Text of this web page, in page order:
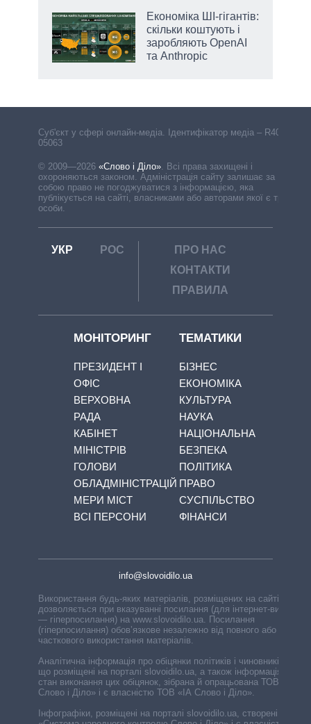
Економіка ШІ-гігантів:
скільки коштують і
заробляють OpenAI
та Anthropic
Cуб'єкт у сфері онлайн-медіа. Ідентифікатор медіа – R40-
05063
© 2009—2026 «Слово і Діло». Всі права захищені і
охороняються законом. Адміністрація сайту залишає за
собою право не погоджуватися з інформацією, яка
публікується на сайті, власниками або авторами якої є треті
особи.
УКР РОС
ПРО НАС
КОНТАКТИ
ПРАВИЛА
МОНІТОРИНГ
ПРЕЗИДЕНТ І
ОФІС
ВЕРХОВНА
РАДА
КАБІНЕТ
МІНІСТРІВ
ГОЛОВИ
ОБЛАДМІНІСТРАЦІЙ
МЕРИ МІСТ
ВСІ ПЕРСОНИ
ТЕМАТИКИ
БІЗНЕС
ЕКОНОМІКА
КУЛЬТУРА
НАУКА
НАЦІОНАЛЬНА
БЕЗПЕКА
ПОЛІТИКА
ПРАВО
СУСПІЛЬСТВО
ФІНАНСИ
info@slovoidilo.ua
Використання будь-яких матеріалів, розміщених на сайті,
дозволяється при вказуванні посилання (для інтернет-видань
— гіперпосилання) на www.slovoidilo.ua. Посилання
(гіперпосилання) обов’язкове незалежно від повного або
часткового використання матеріалів.
Аналітична інформація про обіцянки політиків і чиновників,
що розміщені на порталі slovoidilo.ua, а також інформація про
стан виконання цих обіцянок, зібрана й опрацьована ТОВ «ІА
Слово і Діло» і є власністю ТОВ «ІА Слово і Діло».
Інфографіки, розміщені на порталі slovoidilo.ua, створені ГО